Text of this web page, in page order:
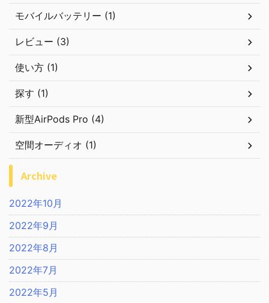
モバイルバッテリー (1)
レビュー (3)
使い方 (1)
探す (1)
新型AirPods Pro (4)
空間オーディオ (1)
Archive
2022年10月
2022年9月
2022年8月
2022年7月
2022年5月